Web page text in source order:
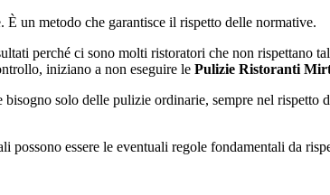
un metodo che garantisce il rispetto delle normative.
perché ci sono molti ristoratori che non rispettano
iniziano a non eseguire le Pulizie Ristoranti
solo delle pulizie ordinarie, sempre nel rispetto
essere le eventuali regole fondamentali da